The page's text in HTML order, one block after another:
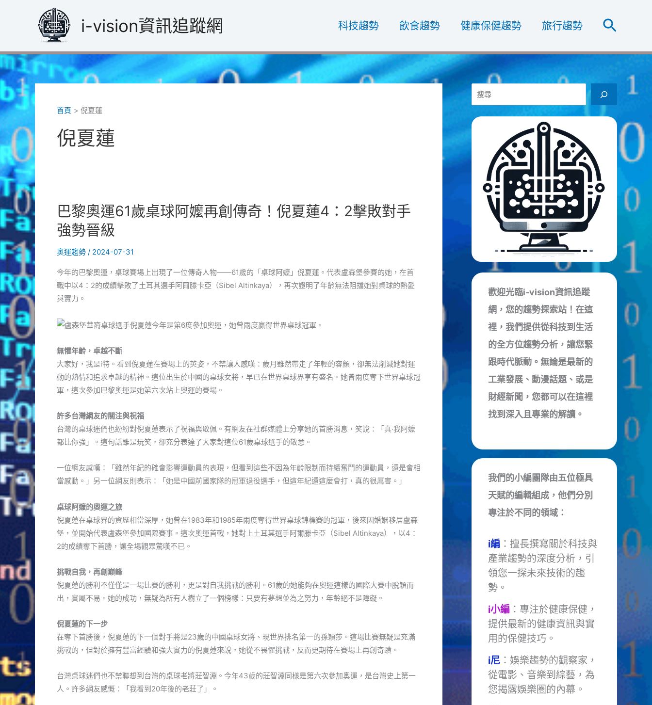
內
容
i-vision資訊追蹤網 科技趨勢 飲食趨勢 健康保健趨勢 旅行趨勢
搜
尋
首頁 倪夏蓮
倪夏蓮
巴黎奧運61歲桌球阿嬤再創傳奇！倪夏蓮4：2擊敗對手
強勢晉級
奧運趨勢 / 2024-07-31
今年的巴黎奧運，桌球賽場上出現了一位傳奇人物——61歲的「桌球阿嬤」倪夏蓮。代表盧森堡參賽的她，在首
戰中以4：2的成績擊敗了土耳其選手阿爾滕卡亞（Sibel Altinkaya），再次證明了年齡無法阻擋她對桌球的熱愛
與實力。
無懼年齡，卓越不斷
大家好，我是i特。看到倪夏蓮在賽場上的英姿，不禁讓人感嘆：歲月雖然帶走了年輕的容顏，卻無法削減她對運
動的熱情和追求卓越的精神。這位出生於中國的桌球女將，早已在世界桌球界享有盛名。她曾兩度奪下世界桌球冠
軍，這次參加巴黎奧運是她第六次站上奧運的賽場。
許多台灣網友的關注與祝福
台灣的桌球迷們也紛紛對倪夏蓮表示了祝福與敬佩。有網友在社群媒體上分享她的首勝消息，笑說：「真‧我阿嬤
都比你強」。這句話雖是玩笑，卻充分表達了大家對這位61歲桌球選手的敬意。
一位網友感嘆：「雖然年紀的確會影響運動員的表現，但看到這些不因為年齡限制而持續奮鬥的運動員，還是會相
當感動。」另一位網友則表示：「她是中國前國家隊的冠軍退役選手，但這年紀還這麼會打，真的很厲害。」
桌球阿嬤的奧運之旅
倪夏蓮在桌球界的資歷相當深厚，她曾在1983年和1985年兩度奪得世界桌球錦標賽的冠軍，後來因婚姻移居盧森
堡，並開始代表盧森堡參加國際賽事。這次奧運首戰，她對上土耳其選手阿爾滕卡亞（Sibel Altinkaya），以4：
2的成績奪下首勝，讓全場觀眾驚嘆不已。
挑戰自我，再創巔峰
倪夏蓮的勝利不僅僅是一場比賽的勝利，更是對自我挑戰的勝利。61歲的她能夠在奧運這樣的國際大賽中脫穎而
出，實屬不易。她的成功，無疑為所有人樹立了一個榜樣：只要有夢想並為之努力，年齡絕不是障礙。
倪夏蓮的下一步
在奪下首勝後，倪夏蓮的下一個對手將是23歲的中國桌球女將、現世界排名第一的孫穎莎。這場比賽無疑是充滿
挑戰的，但對於擁有豐富經驗和強大實力的倪夏蓮來說，她從不畏懼挑戰，反而更期待在賽場上再創奇蹟。
台灣桌球迷們也不禁聯想到台灣的桌球老將莊智淵。今年43歲的莊智淵同樣是第六次參加奧運，是台灣史上第一
人。許多網友感慨：「我看到20年後的老莊了」。
搜
尋
歡迎光臨i-vision資訊追蹤
網，您的趨勢探索站！在這
裡，我們提供從科技到生活
的全方位趨勢分析，讓您緊
跟時代脈動。無論是最新的
工業發展、動漫話題、或是
財經新聞，您都可以在這裡
找到深入且專業的解讀。
我們的小編團隊由五位極具
天賦的編輯組成，他們分別
專注於不同的領域：
i編：擅長撰寫關於科技與
產業趨勢的深度分析，引
領您一探未來技術的趨
勢。
i小編：專注於健康保健，
提供最新的健康資訊與實
用的保健技巧。
i尼：娛樂趨勢的觀察家，
從電影、音樂到綜藝，為
您揭露娛樂圈的內幕。